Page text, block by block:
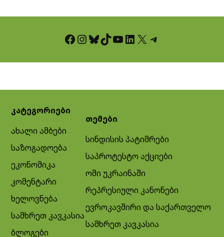
Facebook InstagramBluesky TikTok YouTube LinkedIn X Telegram
კატეგორიები
ახალი ამბები
საზოგადოება
ეკონომიკა
კომენტარი
ხელოვნება
სამხრეთ კავკასია
ბლოგები
თემები
სინდისის პატიმრები
საპროტესტო აქციები
ომი უკრაინაში
რეპრესიული კანონები
ევროკავშირი და საქართველო
სამხრეთ კავკასია